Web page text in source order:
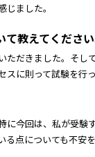
ました。
教えてください
だきました。そし
に則って試験を行っ
今回は、私が受験
点についても不安